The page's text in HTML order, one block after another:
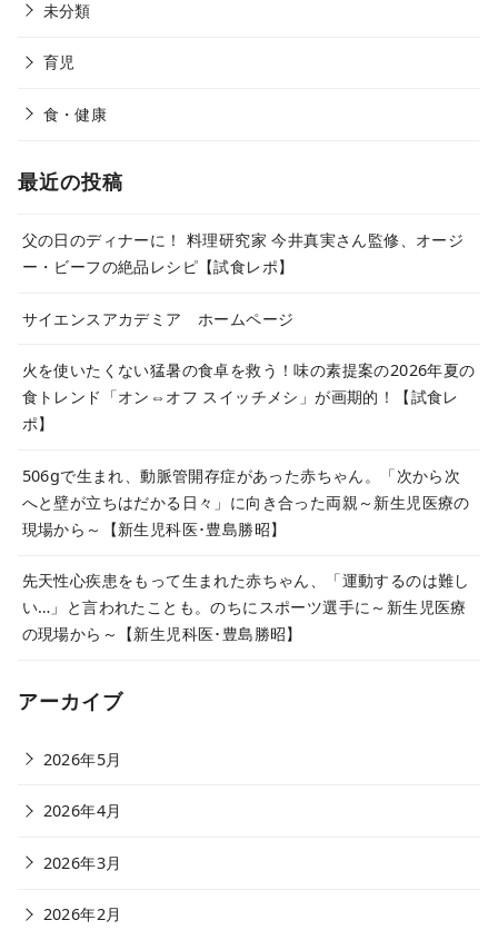
未分類
育児
食・健康
最近の投稿
父の日のディナーに！ 料理研究家 今井真実さん監修、オージ
ー・ビーフの絶品レシピ【試食レポ】
サイエンスアカデミア ホームページ
火を使いたくない猛暑の食卓を救う！味の素提案の2026年夏の
食トレンド「オン⇔オフ スイッチメシ」が画期的！【試食レ
ポ】
506gで生まれ、動脈管開存症があった赤ちゃん。「次から次
へと壁が立ちはだかる日々」に向き合った両親～新生児医療の
現場から～【新生児科医･豊島勝昭】
先天性心疾患をもって生まれた赤ちゃん、「運動するのは難し
い…」と言われたことも。のちにスポーツ選手に～新生児医療
の現場から～【新生児科医･豊島勝昭】
アーカイブ
2026年5月
2026年4月
2026年3月
2026年2月